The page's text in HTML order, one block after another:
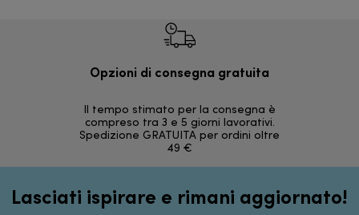
Opzioni di consegna gratuita
Il tempo stimato per la consegna è
compreso tra 3 e 5 giorni lavorativi.
Spedizione GRATUITA per ordini oltre
49 €
Lasciati ispirare e rimani aggiornato!